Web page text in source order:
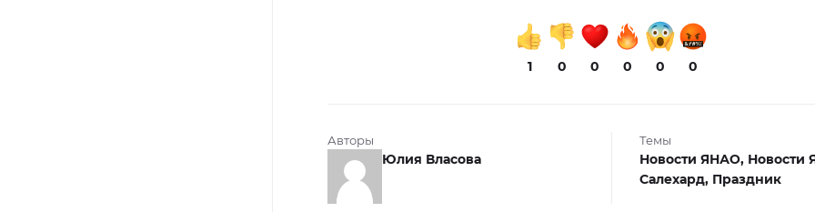
1 0 0 0 0 0
Авторы
Юлия Власова
Темы
Новости ЯНАО, Новости
Салехард, Праздник